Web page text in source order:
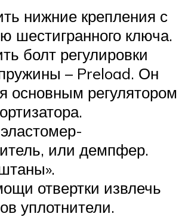
нижние крепления с
шестигранного ключа.
болт регулировки
– Preload. Он
основным регулятором
или демпфер.
отвертки извлечь
уплотнители.